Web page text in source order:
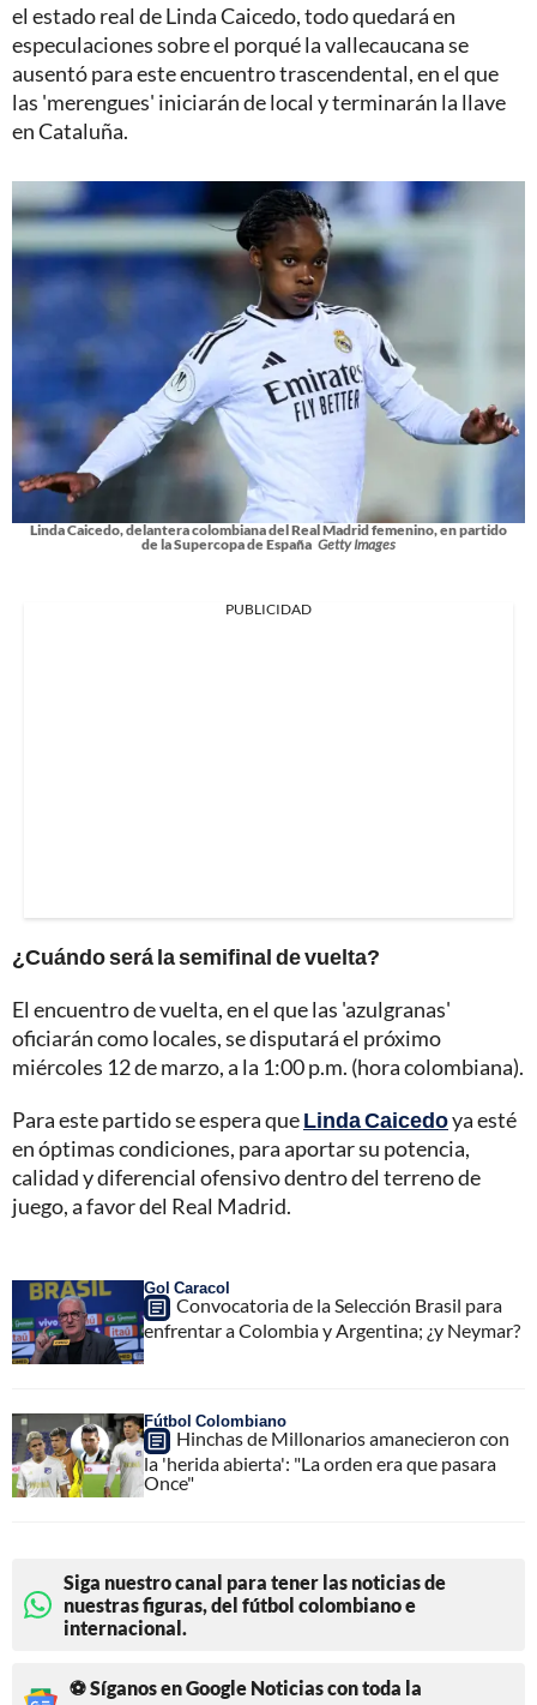
el estado real de Linda Caicedo, todo quedará en
especulaciones sobre el porqué la vallecaucana se
ausentó para este encuentro trascendental, en el que
las 'merengues' iniciarán de local y terminarán la llave
en Cataluña.
Linda Caicedo, delantera colombiana del Real Madrid femenino, en partido
de la Supercopa de España Getty Images
PUBLICIDAD
¿Cuándo será la semifinal de vuelta?
El encuentro de vuelta, en el que las 'azulgranas'
oficiarán como locales, se disputará el próximo
miércoles 12 de marzo, a la 1:00 p.m. (hora colombiana).
Para este partido se espera queLinda Caicedoya esté
en óptimas condiciones, para aportar su potencia,
calidad y diferencial ofensivo dentro del terreno de
juego, a favor del Real Madrid.
Gol Caracol
Convocatoria de la Selección Brasil para
enfrentar a Colombia y Argentina; ¿y Neymar?
Fútbol Colombiano
Hinchas de Millonarios amanecieron con
la 'herida abierta': "La orden era que pasara
Once"
Siga nuestro canal para tener las noticias de
nuestras figuras, del fútbol colombiano e
internacional.
⚽ Síganos en Google Noticias con toda la